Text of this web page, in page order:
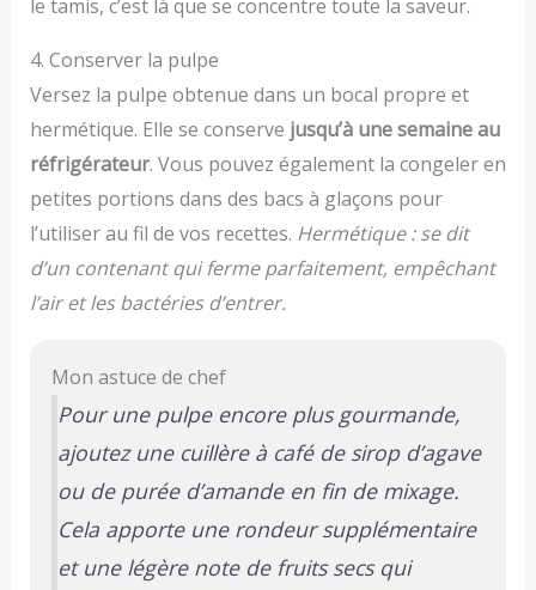
le tamis, c’est là que se concentre toute la saveur.
4. Conserver la pulpe
Versez la pulpe obtenue dans un bocal propre et
hermétique. Elle se conserve jusqu’à une semaine au
réfrigérateur. Vous pouvez également la congeler en
petites portions dans des bacs à glaçons pour
l’utiliser au fil de vos recettes. Hermétique : se dit
d’un contenant qui ferme parfaitement, empêchant
l’air et les bactéries d’entrer.
Mon astuce de chef
Pour une pulpe encore plus gourmande,
ajoutez une cuillère à café de sirop d’agave
ou de purée d’amande en fin de mixage.
Cela apporte une rondeur supplémentaire
et une légère note de fruits secs qui